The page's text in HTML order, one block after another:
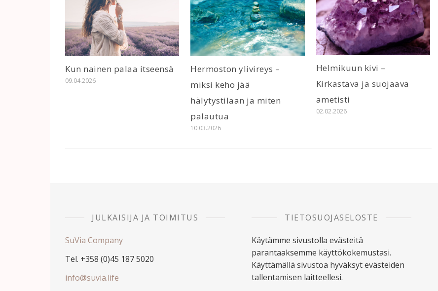
Kun nainen palaa itseensä
09.04.2026
Hermoston ylivireys –
miksi keho jää
hälytystilaan ja miten
palautua
10.03.2026
Helmikuun kivi –
Kirkastava ja suojaava
ametisti
02.02.2026
JULKAISIJA JA TOIMITUS
SuVia Company
Tel. +358 (0)45 187 5020
info@suvia.life
TIETOSUOJASELOSTE
Käytämme sivustolla evästeitä
parantaaksemme käyttökokemustasi.
Käyttämällä sivustoa hyväksyt evästeiden
tallentamisen laitteellesi.